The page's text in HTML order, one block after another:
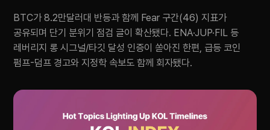
BTC가 8.2만달러대 반등과 함께 Fear 구간(46) 지표가
공유되며 단기 분위기 점검 글이 확산됐다. ENA·JUP·FIL 등
레버리지 롱 시그널/타깃 달성 인증이 쏟아진 한편, 급등 코인
펌프-덤프 경고와 지정학 속보도 함께 회자됐다.